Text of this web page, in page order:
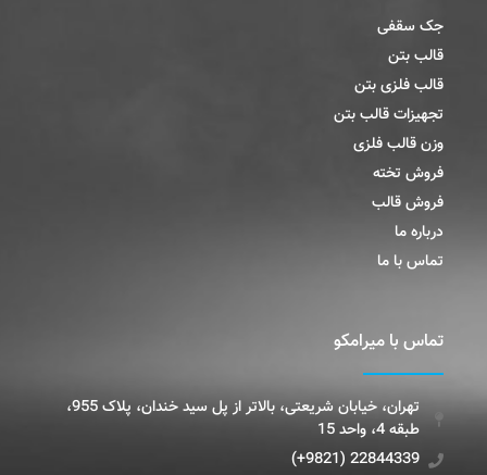
جک سقفی
قالب بتن
قالب فلزی بتن
تجهیزات قالب بتن
وزن قالب فلزی
فروش تخته
فروش قالب
درباره ما
تماس با ما
تماس با میرامکو
تهران، خیابان شریعتی، بالاتر از پل سید خندان، پلاک 955،
طبقه 4، واحد 15
22844339 (9821+)